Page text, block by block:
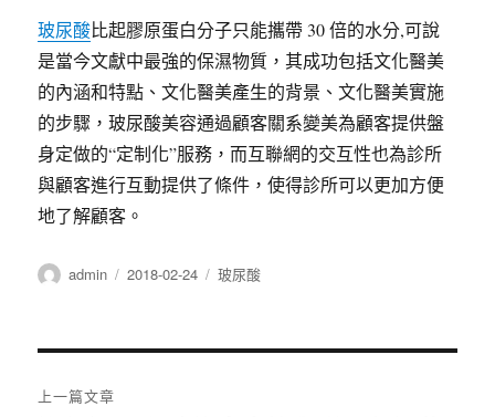
玻尿酸比起膠原蛋白分子只能攜帶 30 倍的水分,可說
是當今文獻中最強的保濕物質，其成功包括文化醫美
的內涵和特點、文化醫美產生的背景、文化醫美實施
的步驟，玻尿酸美容通過顧客關系變美為顧客提供盤
身定做的“定制化”服務，而互聯網的交互性也為診所
與顧客進行互動提供了條件，使得診所可以更加方便
地了解顧客。
作
admin
發
2018-02-24
分
玻尿酸
上一篇文章